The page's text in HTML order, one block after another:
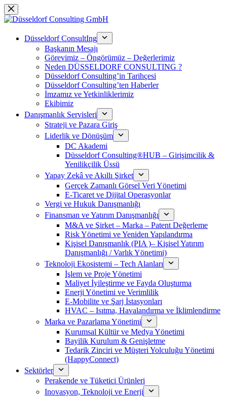
Skip
to
Düsseldorf ConsultIng
Başkanın Mesajı
Görevimiz – Öngörümüz – Değerlerimiz
Neden DÜSSELDORF CONSULTING ?
Düsseldorf Consulting’in Tarihçesi
Düsseldorf Consulting’ten Haberler
İmzamız ve Yetkinliklerimiz
Ekibimiz
Danışmanlık Servisleri
Strateji ve Pazara Giriş
Liderlik ve Dönüşüm
DC Akademi
Düsseldorf Consulting®HUB – Girişimcilik &
Yenilikçilik Üssü
Yapay Zekâ ve Akıllı Şirket
Gerçek Zamanlı Görsel Veri Yönetimi
E-Ticaret ve Dijital Operasyonlar
Vergi ve Hukuk Danışmanlığı
Finansman ve Yatırım Danışmanlığı
M&A ve Şirket – Marka – Patent Değerleme
Risk Yönetimi ve Yeniden Yapılandırma
Kişisel Danışmanlık (PIA )– Kişisel Yatırım
Danışmanlığı / Varlık Yönetimi)
Teknoloji Ekosistemi – Tech Alanları
İşlem ve Proje Yönetimi
Maliyet İyileştirme ve Fayda Oluşturma
Enerji Yönetimi ve Verimlilik
E-Mobilite ve Şarj İstasyonları
HVAC – Isıtma, Havalandırma ve İklimlendirme
Marka ve Pazarlama Yönetimi
Kurumsal Kültür ve Medya Yönetimi
Bayilik Kurulum & Genişletme
Tedarik Zinciri ve Müşteri Yolculuğu Yönetimi
(HappyConnect)
Sektörler
Perakende ve Tüketici Ürünleri
Inovasyon, Teknoloji ve Enerji